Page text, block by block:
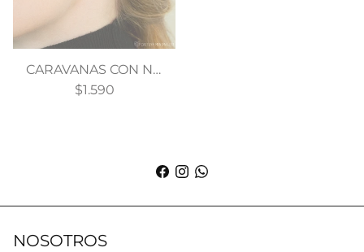
CARAVANAS CON NOMBRE PERSONALIZADO CIRCULO
$1.590
NOSOTROS